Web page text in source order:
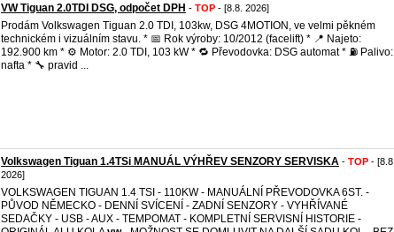
VW Tiguan 2.0TDI DSG, odpočet DPH - TOP - [8.8. 2026]
Prodám Volkswagen Tiguan 2.0 TDI, 103kw, DSG 4MOTION, ve velmi pěkném
technickém i vizuálním stavu. * 📅 Rok výroby: 10/2012 (facelift) * 📍 Najeto:
192.900 km * ⚙️ Motor: 2.0 TDI, 103 kW * 🔁 Převodovka: DSG automat * ⛽ Palivo:
nafta * 🔧 pravid ...
Volkswagen Tiguan 1.4TSi MANUÁL VÝHŘEV SENZORY SERVISKA - TOP - [8.8.
2026]
VOLKSWAGEN TIGUAN 1.4 TSI - 110KW - MANUÁLNÍ PŘEVODOVKA 6ST. -
PŮVOD NĚMECKO - DENNÍ SVÍCENÍ - ZADNÍ SENZORY - VYHŘÍVANÉ
SEDAČKY - USB - AUX - TEMPOMAT - KOMPLETNÍ SERVISNÍ HISTORIE -